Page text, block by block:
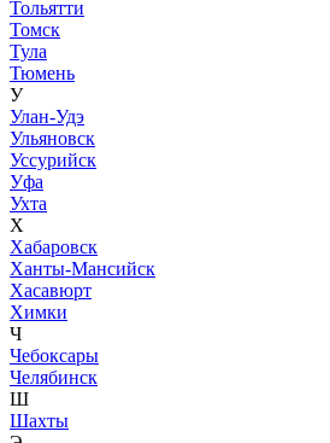
Тольятти
Томск
Тула
Тюмень
У
Улан-Удэ
Ульяновск
Уссурийск
Уфа
Ухта
Х
Хабаровск
Ханты-Мансийск
Хасавюрт
Химки
Ч
Чебоксары
Челябинск
Ш
Шахты